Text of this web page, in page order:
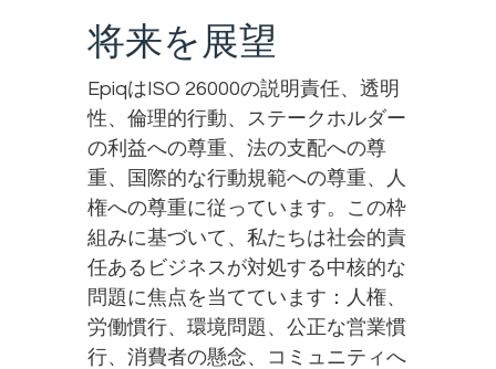
将来を展望
EpiqはISO 26000の説明責任、透明
性、倫理的行動、ステークホルダー
の利益への尊重、法の支配への尊
重、国際的な行動規範への尊重、人
権への尊重に従っています。この枠
組みに基づいて、私たちは社会的責
任あるビジネスが対処する中核的な
問題に焦点を当てています：人権、
労働慣行、環境問題、公正な営業慣
行、消費者の懸念、コミュニティへ